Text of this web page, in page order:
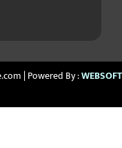
| Powered By :WEBSOFT